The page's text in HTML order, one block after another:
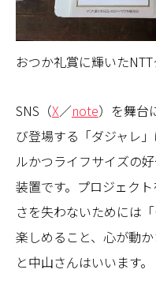
おつか礼賞に輝いた
SNS（X／note）を舞台
び登場する「ダジャレ
ルかつライフサイズの
装置です。プロジェク
さを失わないためには
楽しめること、心が動
と中山さんはいいます。